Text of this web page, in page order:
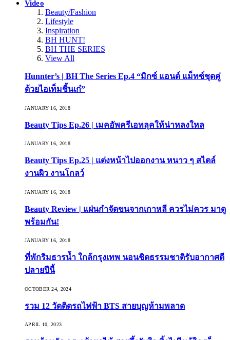
Video
Beauty/Fashion
Lifestyle
Inspiration
BH HUNT!
BH THE SERIES
View All
Hunnter’s | BH The Series Ep.4 “มิกซ์ แอนด์ แม็ทซ์ชุดคู่
ด้วยไอเท็มชิ้นเก๋”
JANUARY 16, 2018
Beauty Tips Ep.26 | เมคอัพครีเอทลุคให้น่าหลงใหล
JANUARY 16, 2018
Beauty Tips Ep.25 | แต่งหน้าไปออกงาน หนาว ๆ สไตล์
งานผิว งานโกลว์
JANUARY 16, 2018
Beauty Review | แผ่นกำจัดขนจากเกาหลี ควรไม่ควร มาดู
พร้อมกัน!
JANUARY 16, 2018
ที่พักริมธารน้ำ ใกล้กรุงเทพ นอนชิดธรรมชาติรับอากาศดี
ปลายปีนี้
OCTOBER 24, 2024
รวม 12 วัดติดรถไฟฟ้า BTS สายบุญห้ามพลาด
APRIL 10, 2023